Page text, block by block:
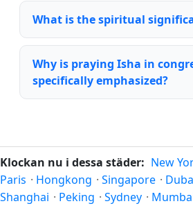
What is the spiritual
Why is praying Isha in
specifically emphasized?
Klockan nu i dessa städer: New
Paris · Hongkong · Singapore ·
Shanghai · Peking · Sydney ·